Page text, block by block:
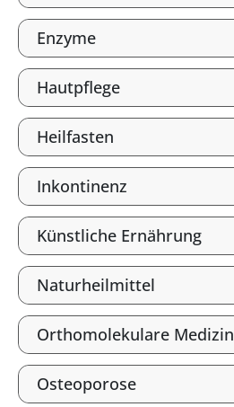
Enzyme
Hautpflege
Heilfasten
Inkontinenz
Künstliche Ernährung
Naturheilmittel
Orthomolekulare Medizin
Osteoporose